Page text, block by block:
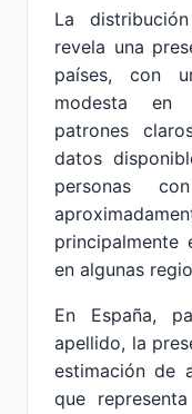
La
revela una
países, con
modesta en
patrones
datos
personas
principalmente
en algunas
En España,
apellido, la
estimación de
que